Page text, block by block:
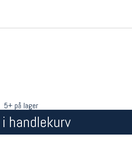
5+ på lager
handlekurv